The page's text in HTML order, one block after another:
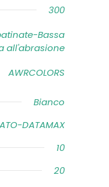
300
Bassa
all'abrasione
AWRCOLORS
Bianco
DATAMAX
10
20